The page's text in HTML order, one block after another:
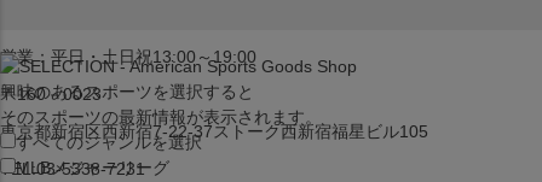
営業：平日・土日祝13:00～19:00
〒160－0023
東京都新宿区西新宿7-22-37ストーク西新宿福星ビル105
TEL:03-5338-7231
興味のあるスポーツを選択すると
そのスポーツの最新情報が表示されます。
すべてのジャンルを選択
MLBメジャーリーグ